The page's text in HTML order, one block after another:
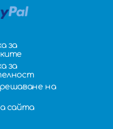
за
за
на
сайта